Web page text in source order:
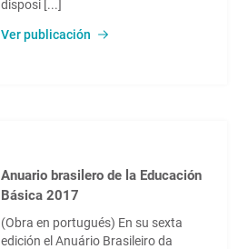
disposi [...]
Ver publicación
Anuario brasilero de la Educación
Básica 2017
(Obra en portugués) En su sexta
edición el Anuário Brasileiro da